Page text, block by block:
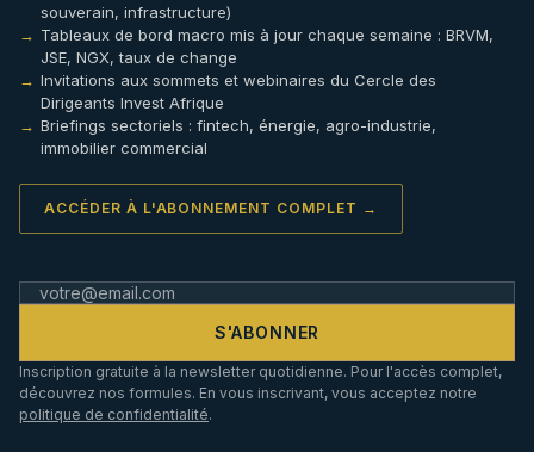
souverain, infrastructure)
Tableaux de bord macro mis à jour chaque semaine : BRVM,
JSE, NGX, taux de change
Invitations aux sommets et webinaires du Cercle des
Dirigeants Invest Afrique
Briefings sectoriels : fintech, énergie, agro-industrie,
immobilier commercial
ACCÉDER À L'ABONNEMENT COMPLET →
S'ABONNER
Inscription gratuite à la newsletter quotidienne. Pour l'accès complet,
découvrez nos formules. En vous inscrivant, vous acceptez notre
politique de confidentialité.